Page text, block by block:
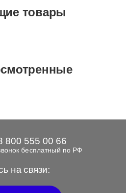
товары
на связи:
800 555 00 66
бесплатный по РФ